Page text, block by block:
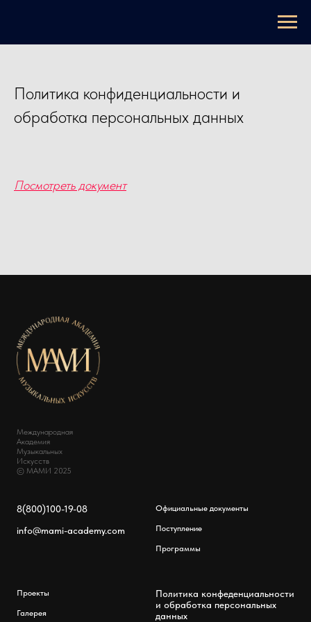
Политика конфиденциальности и
обработка персональных данных
Посмотреть документ
Международная
Академия
Музыкальных
Искусств
© МАМИ 2025
8(800)100-19-08
info@mami-academy.com
Официальные документы
Поступление
Программы
Проекты
Галерея
Политика конфеденциальности
и обработка персональных
данных